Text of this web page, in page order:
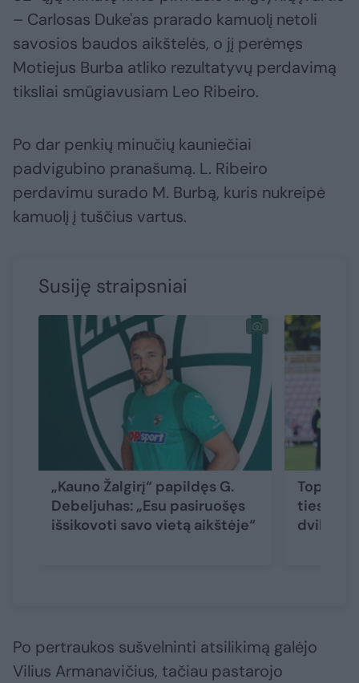
– Carlosas Duke'as prarado kamuolį netoli
savosios baudos aikštelės, o jį perėmęs
Motiejus Burba atliko rezultatyvų perdavimą
tiksliai smūgiavusiam Leo Ribeiro.
Po dar penkių minučių kauniečiai
padvigubino pranašumą. L. Ribeiro
perdavimu surado M. Burbą, kuris nukreipė
kamuolį į tuščius vartus.
Susiję straipsniai
„Kauno Žalgirį“ papildęs G.
Debeljuhas: „Esu pasiruošęs
išsikovoti savo vietą aikštėje“
dvikova
Po pertraukos sušvelninti atsilikimą galėjo
Vilius Armanavičius, tačiau pastarojo